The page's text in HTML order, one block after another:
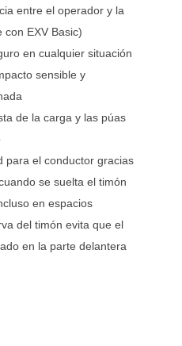
entre el operador y la
con EXV Basic)
en cualquier situación
sensible y
de la carga y las púas
para el conductor gracias
se suelta el timón
en espacios
del timón evita que el
en la parte delantera